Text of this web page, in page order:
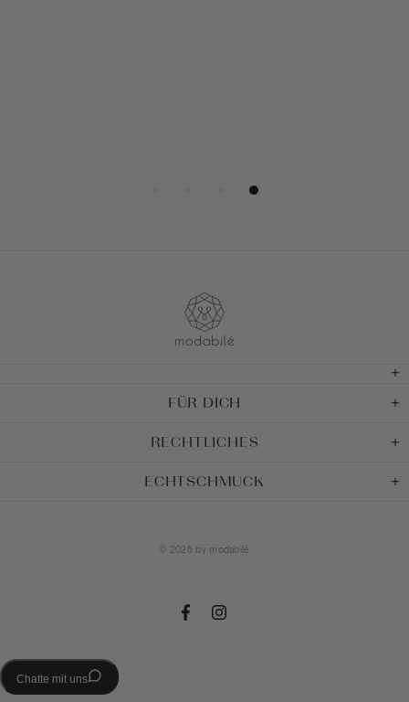
FÜR DICH
RECHTLICHES
ECHTSCHMUCK
© 2025 by modabilé